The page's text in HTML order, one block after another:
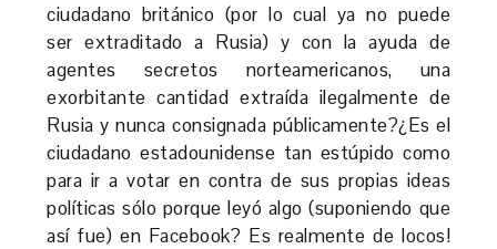
ciudadano británico (por lo cual ya no puede
ser extraditado a Rusia) y con la ayuda de
agentes secretos norteamericanos, una
exorbitante cantidad extraída ilegalmente de
Rusia y nunca consignada públicamente?¿Es el
ciudadano estadounidense tan estúpido como
para ir a votar en contra de sus propias ideas
políticas sólo porque leyó algo (suponiendo que
así fue) en Facebook? Es realmente de locos!